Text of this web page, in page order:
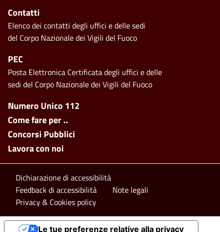
Footer side menu
Numero Unico 112
Come fare per ..
Concorsi Pubblici
Lavora con noi
Contatti
Elenco dei contatti degli uffici e delle sedi
del Corpo Nazionale dei Vigili del Fuoco
PEC
Posta Elettronica Certificata degli uffici e delle
sedi del Corpo Nazionale dei Vigili del Fuoco
Footer bottom
Dichiarazione di accessibilità
Feedback di accessibilità
Note legali
Privacy & Cookies policy
Le tue preferenze relative alla privacy